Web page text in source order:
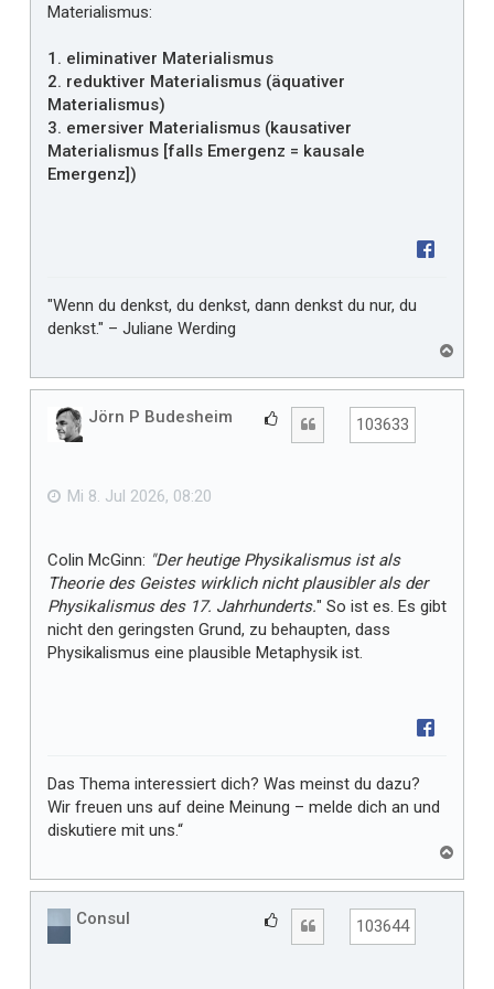
Materialismus:
1. eliminativer Materialismus
2. reduktiver Materialismus (äquativer
Materialismus)
3. emersiver Materialismus (kausativer
Materialismus [falls Emergenz = kausale
Emergenz])
"Wenn du denkst, du denkst, dann denkst du nur, du
denkst." – Juliane Werding
c
Jörn P Budesheim
t
m
i
r
103633
Mi 8. Jul 2026, 08:20
Colin McGinn: "Der heutige Physikalismus ist als
Theorie des Geistes wirklich nicht plausibler als der
Physikalismus des 17. Jahrhunderts." So ist es. Es gibt
nicht den geringsten Grund, zu behaupten, dass
Physikalismus eine plausible Metaphysik ist.
Das Thema interessiert dich? Was meinst du dazu?
Wir freuen uns auf deine Meinung – melde dich an und
diskutiere mit uns.“
c
Consul 103644